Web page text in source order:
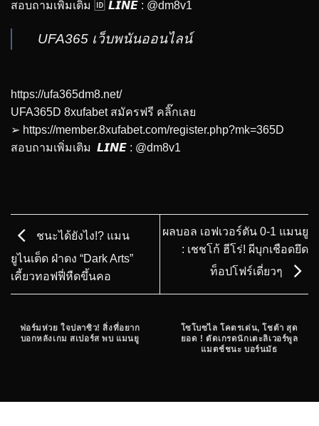
สอบถามเพิ่มเติม 🆔 𝙇𝙄𝙉𝙀 : @dm8v1
UFA365 เว็บพนันออนไลน์
https://ufa365dm8.net/
UFA365D 8xufabet สมัครฟรี คลิ๊กเลย
➢ https://member.8xufabet.com/register.php?mk=365D
สอบถามเพิ่มเติม 𝙇𝙄𝙉𝙀 : @dm8v1
ชนะได้ยังไง!? แมน
ยูไนเต็ด ฝ่าดง “Dark Arts”
เคี้ยวทอฟฟี่หืดขึ้นคอ
ผลบอล เอฟเวอร์ตัน 0-1 แมนยู
: เชชโก้ ฮีโร่! ผีบุกเชือดยึด
ท็อปโฟร์เดี่ยวๆ
ฟอร์มห่วย ใจปลาซิว! สิ่งที่อยาก
บอกหลังเกม สเปอร์ส พบ แมนยู
โซโบซไล โคตรเด่น, โชต้า สุด
ยอด ! ตัดเกรดนักเตะลิเวอร์พูล
แมตช์ชนะ บอร์นมัธ